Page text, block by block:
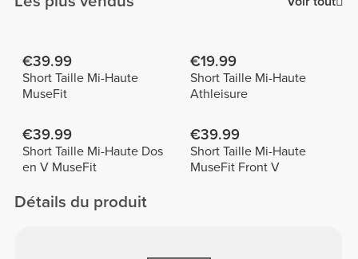
€39.99
Short Taille Mi-Haute
MuseFit
€19.99
Short Taille Mi-Haute
Athleisure
€39.99
Short Taille Mi-Haute Dos
en V MuseFit
€39.99
Short Taille Mi-Haute
MuseFit Front V
Détails du produit